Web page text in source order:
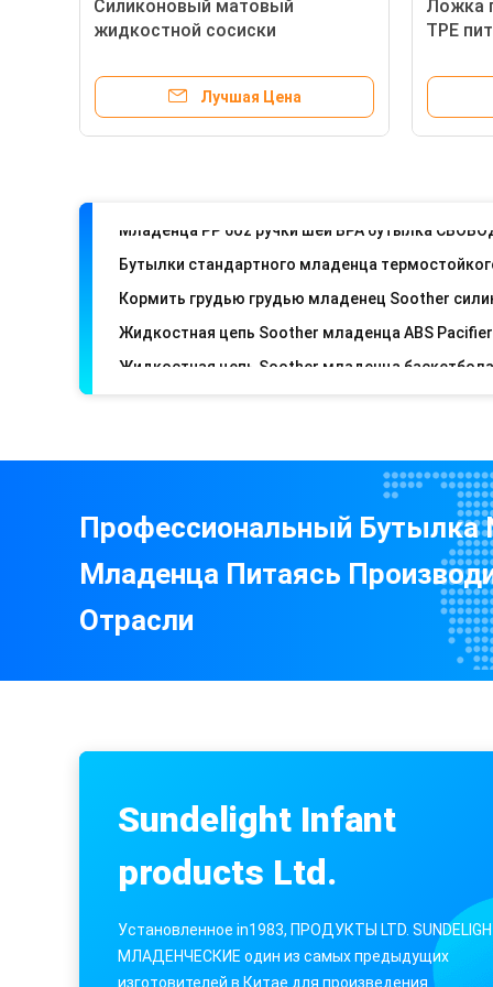
Силиконовый матовый
жидкостной сосиски
Лучшая Цена
Ложка
TPE
Ниппель младенца силикона резиновая
Младенец Soother силикона BPA свободный
Шары и ложки не токсического младенца
Профессиональный Бутылка
Младенца Питаясь
Отрасли
Sundelight Infant
products Ltd.
Установленное in1983, ПРОДУКТЫ LTD.
МЛАДЕНЧЕСКИЕ один из самых предыдущих
изготовителей в Китае для произведения